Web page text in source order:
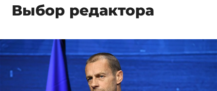
Выбор редактора